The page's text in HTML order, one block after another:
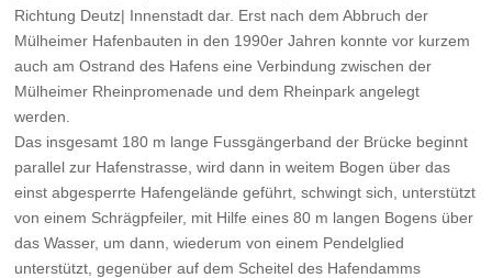
Richtung Deutz| Innenstadt dar. Erst nach dem Abbruch der
Mülheimer Hafenbauten in den 1990er Jahren konnte vor kurzem
auch am Ostrand des Hafens eine Verbindung zwischen der
Mülheimer Rheinpromenade und dem Rheinpark angelegt
werden.
Das insgesamt 180 m lange Fussgängerband der Brücke beginnt
parallel zur Hafenstrasse, wird dann in weitem Bogen über das
einst abgesperrte Hafengelände geführt, schwingt sich, unterstützt
von einem Schrägpfeiler, mit Hilfe eines 80 m langen Bogens über
das Wasser, um dann, wiederum von einem Pendelglied
unterstützt, gegenüber auf dem Scheitel des Hafendamms